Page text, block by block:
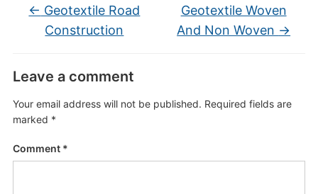
← Geotextile Road
Construction
Geotextile Woven
And Non Woven →
Leave a comment
Your email address will not be published. Required fields are
marked *
Comment *